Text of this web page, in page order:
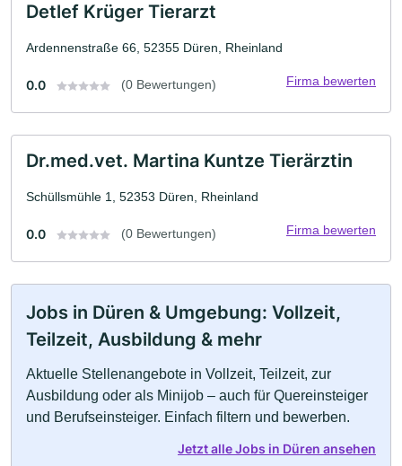
Detlef Krüger Tierarzt
Ardennenstraße 66, 52355 Düren, Rheinland
0.0 (0 Bewertungen) Firma bewerten
Dr.med.vet. Martina Kuntze Tierärztin
Schüllsmühle 1, 52353 Düren, Rheinland
0.0 (0 Bewertungen) Firma bewerten
Jobs in Düren & Umgebung: Vollzeit,
Teilzeit, Ausbildung & mehr
Aktuelle Stellenangebote in Vollzeit, Teilzeit, zur
Ausbildung oder als Minijob – auch für Quereinsteiger
und Berufseinsteiger. Einfach filtern und bewerben.
Jetzt alle Jobs in Düren ansehen